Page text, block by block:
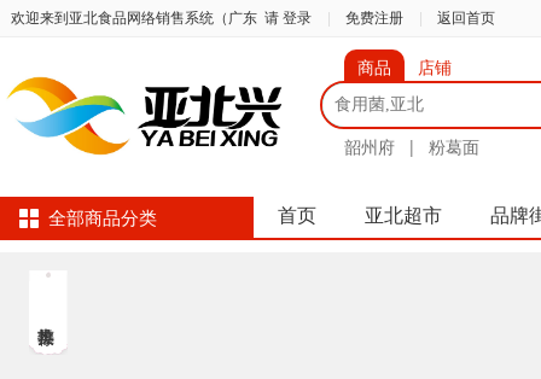
欢迎来到亚北食品网络销售系统（广东 请 登录 免费注册 返回首页
商品 店铺
韶州府 | 粉葛面
全部商品分类 首页 亚北超市 品牌